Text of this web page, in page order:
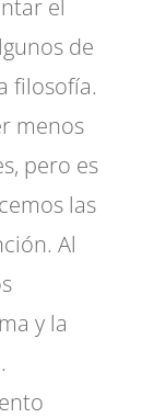
el
de
filosofía.
menos
pero es
las
Al
y la